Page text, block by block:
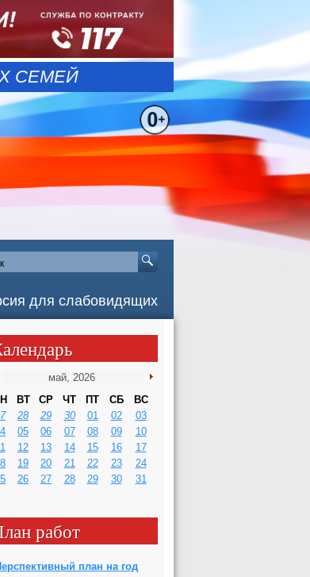
СЕМЕЙ
для слабовидящих
ВТ СР ЧТ ПТ СБ
ВС
28 29 30 01 02
03
05 06 07 08 09
10
12 13 14 15 16
17
19 20 21 22 23
24
26 27 28 29 30 31
работ
план на год